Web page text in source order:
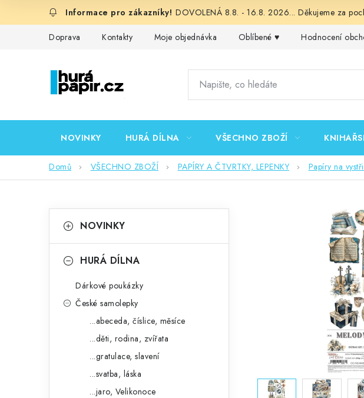
DOVOLENÁ 8.8. - 16.8. 2026... Děkujeme za
Doprava Kontakty Moje objednávka Oblíbené ♥️ Hodnocení
NOVINKY HURÁ DÍLNA VŠECHNO ZBOŽÍ
Domů VŠECHNO ZBOŽÍ PAPÍRY A ČTVRTKY, LEPENKY Papíry na
okategorie
a
NOVINKY
HURÁ DÍLNA
Dárkové poukázky
České samolepky
...abeceda, číslice, měsíce
...děti, rodina, zvířata
...gratulace, slavení
...svatba, láska
...jaro, Velikonoce